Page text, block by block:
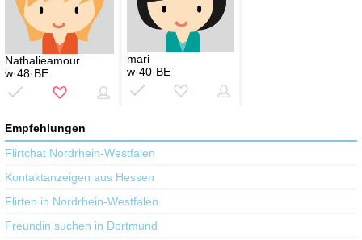
Nathalieamour
w·48·BE
mari
w·40·BE
Empfehlungen
Flirtchat Nordrhein-Westfalen
Kontaktanzeigen aus Hessen
Flirten in Nordrhein-Westfalen
Freundin suchen in Dortmund